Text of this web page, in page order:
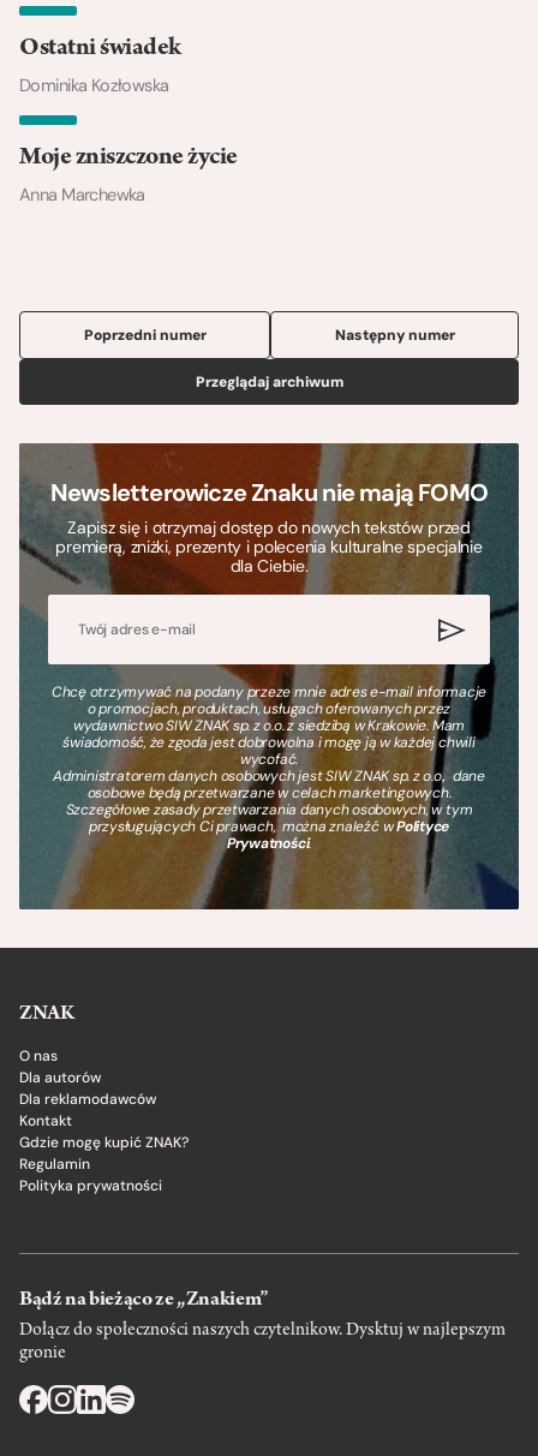
Ostatni świadek
Dominika Kozłowska
Moje zniszczone życie
Anna Marchewka
Poprzedni numer
Przeglądaj archiwum
Następny numer
Newsletterowicze Znaku nie mają FOMO
Zapisz się i otrzymaj dostęp do nowych tekstów przed
premierą, zniżki, prezenty i polecenia kulturalne specjalnie
dla Ciebie.
Chcę otrzymywać na podany przeze mnie adres e-mail informacje
o promocjach, produktach, usługach oferowanych przez
wydawnictwo SIW ZNAK sp. z o.o. z siedzibą w Krakowie. Mam
świadomość, że zgoda jest dobrowolna i mogę ją w każdej chwili
wycofać.
Administratorem danych osobowych jest SIW ZNAK sp. z o.o., dane
osobowe będą przetwarzane w celach marketingowych.
Szczegółowe zasady przetwarzania danych osobowych, w tym
przysługujących Ci prawach, można znaleźć wPolityce
Prywatności.
ZNAK
O nas
Dla autorów
Dla reklamodawców
Kontakt
Gdzie mogę kupić ZNAK?
Regulamin
Polityka prywatności
Bądź na bieżąco ze „Znakiem”
Dołącz do społeczności naszych czytelnikow. Dysktuj w najlepszym
gronie